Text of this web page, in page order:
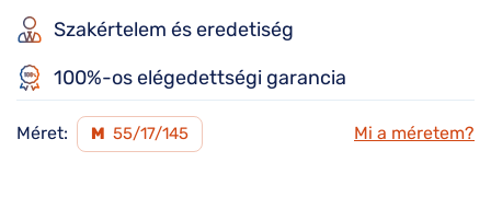
Szakértelem és eredetiség
100%-os elégedettségi garancia
Méret: M 55/17/145 Mi a méretem?